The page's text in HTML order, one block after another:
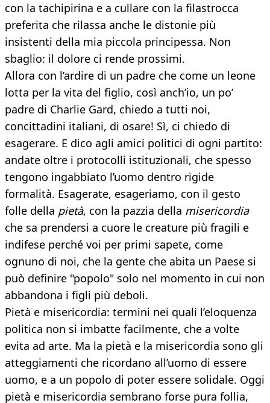
con la tachipirina e a cullare con la filastrocca
preferita che rilassa anche le distonie più
insistenti della mia piccola principessa. Non
sbaglio: il dolore ci rende prossimi.
Allora con l’ardire di un padre che come un leone
lotta per la vita del figlio, così anch’io, un po’
padre di Charlie Gard, chiedo a tutti noi,
concittadini italiani, di osare! Sì, ci chiedo di
esagerare. E dico agli amici politici di ogni partito:
andate oltre i protocolli istituzionali, che spesso
tengono ingabbiato l’uomo dentro rigide
formalità. Esagerate, esageriamo, con il gesto
folle della pietà, con la pazzia della misericordia
che sa prendersi a cuore le creature più fragili e
indifese perché voi per primi sapete, come
ognuno di noi, che la gente che abita un Paese si
può definire "popolo" solo nel momento in cui non
abbandona i figli più deboli.
Pietà e misericordia: termini nei quali l’eloquenza
politica non si imbatte facilmente, che a volte
evita ad arte. Ma la pietà e la misericordia sono gli
atteggiamenti che ricordano all’uomo di essere
uomo, e a un popolo di poter essere solidale. Oggi
pietà e misericordia sembrano forse pura follia,